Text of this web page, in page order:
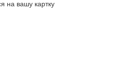
на вашу картку